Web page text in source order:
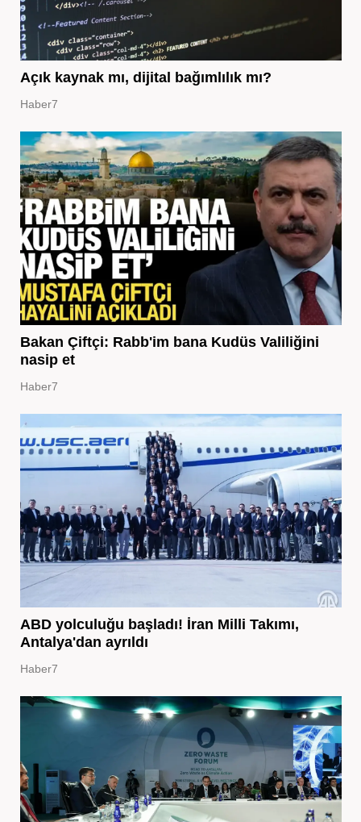
Açık kaynak mı, dijital bağımlılık mı?
Haber7
Bakan Çiftçi: Rabb'im bana Kudüs Valiliğini
nasip et
Haber7
ABD yolculuğu başladı! İran Milli Takımı,
Antalya'dan ayrıldı
Haber7